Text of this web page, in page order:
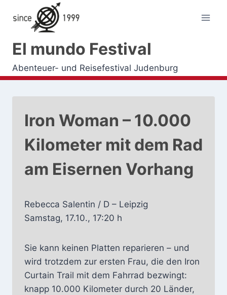
Inhalt
springen
El mundo Festival
Abenteuer- und Reisefestival Judenburg
Iron Woman – 10.000
Kilometer mit dem Rad
am Eisernen Vorhang
Rebecca Salentin / D – Leipzig
Samstag, 17.10., 17:20 h
Sie kann keinen Platten reparieren – und
wird trotzdem zur ersten Frau, die den Iron
Curtain Trail mit dem Fahrrad bezwingt:
knapp 10.000 Kilometer durch 20 Länder,